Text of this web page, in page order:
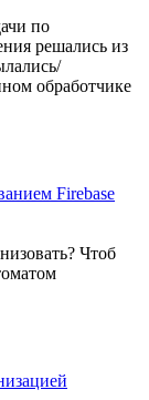
по
решались из
обработчике
Firebase
Чтоб